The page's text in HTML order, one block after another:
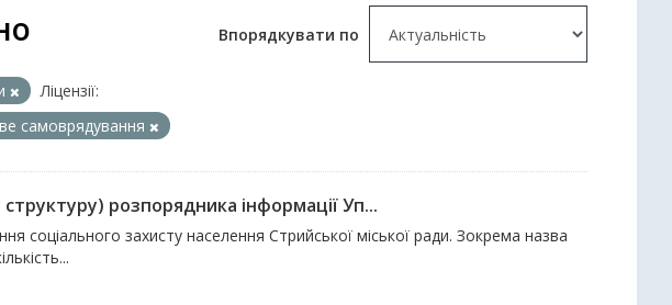
Впорядкувати по
Ліцензії:
самоврядування
розпорядника інформації Уп...
соціального захисту населення Стрийської міської ради. Зокрема назва